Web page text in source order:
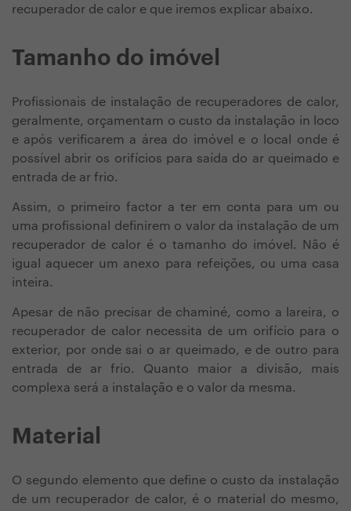
recuperador de calor e que iremos explicar abaixo.
Tamanho do imóvel
Profissionais de instalação de recuperadores de calor,
geralmente, orçamentam o custo da instalação in loco
e após verificarem a área do imóvel e o local onde é
possível abrir os orifícios para saída do ar queimado e
entrada de ar frio.
Assim, o primeiro factor a ter em conta para um ou
uma profissional definirem o valor da instalação de um
recuperador de calor é o tamanho do imóvel. Não é
igual aquecer um anexo para refeições, ou uma casa
inteira.
Apesar de não precisar de chaminé, como a lareira, o
recuperador de calor necessita de um orifício para o
exterior, por onde sai o ar queimado, e de outro para
entrada de ar frio. Quanto maior a divisão, mais
complexa será a instalação e o valor da mesma.
Material
O segundo elemento que define o custo da instalação
de um recuperador de calor, é o material do mesmo,